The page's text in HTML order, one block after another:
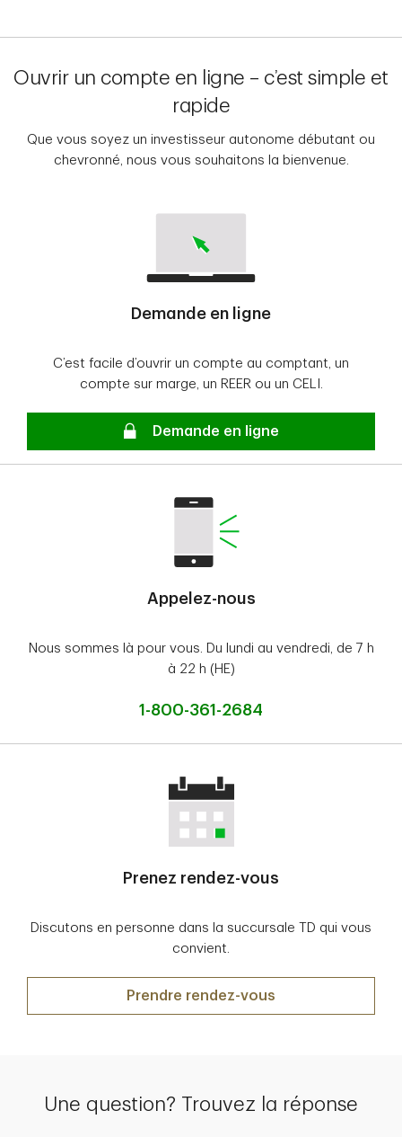
Ouvrir un compte en ligne – c’est simple et
rapide
Que vous soyez un investisseur autonome débutant ou
chevronné, nous vous souhaitons la bienvenue.
Demande en ligne
C’est facile d’ouvrir un compte au comptant, un
compte sur marge, un REER ou un CELI.
Sécurisé
Demande en ligne
Appelez-nous
Nous sommes là pour vous. Du lundi au vendredi, de 7 h
à 22 h (HE)
1-800-361-2684
Prenez rendez-vous
Discutons en personne dans la succursale TD qui vous
convient.
Prendre rendez-vous
Une question? Trouvez la réponse